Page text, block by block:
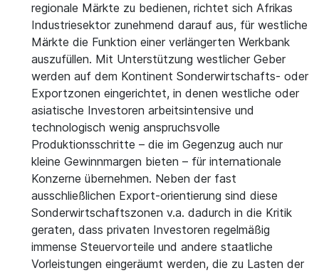
regionale Märkte zu bedienen, richtet sich Afrikas
Industriesektor zunehmend darauf aus, für westliche
Märkte die Funktion einer verlängerten Werkbank
auszufüllen. Mit Unterstützung westlicher Geber
werden auf dem Kontinent Sonderwirtschafts- oder
Exportzonen eingerichtet, in denen westliche oder
asiatische Investoren arbeitsintensive und
technologisch wenig anspruchsvolle
Produktionsschritte – die im Gegenzug auch nur
kleine Gewinnmargen bieten – für internationale
Konzerne übernehmen. Neben der fast
ausschließlichen Export-orientierung sind diese
Sonderwirtschaftszonen v.a. dadurch in die Kritik
geraten, dass privaten Investoren regelmäßig
immense Steuervorteile und andere staatliche
Vorleistungen eingeräumt werden, die zu Lasten der